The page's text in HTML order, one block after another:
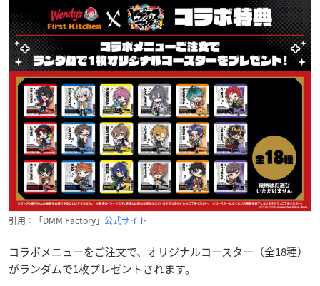
引用：「DMM Factory」 公式サイト
コラボメニューをご注文で、オリジナルコースター（全18種）
がランダムで1枚プレゼントされます。